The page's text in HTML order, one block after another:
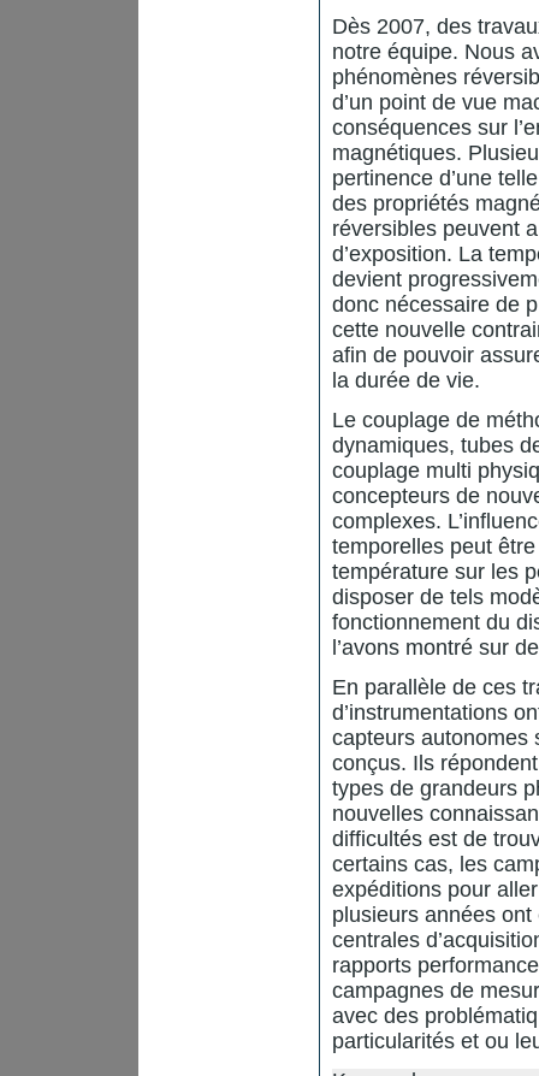
Dès 2007, des
notre équipe. Nous
phénomènes
d’un point de vue
conséquences sur
magnétiques.
pertinence d’une
des propriétés
réversibles peuvent
d’exposition. La
devient
donc nécessaire de
cette nouvelle
afin de pouvoir
la durée de vie.
Le couplage de
dynamiques, tubes
couplage multi
concepteurs de
complexes.
temporelles peut
température sur les
disposer de tels
fonctionnement du
l’avons montré sur
En parallèle de ces
d’instrumentations
capteurs autonomes
conçus. Ils
types de grandeurs
nouvelles
difficultés est de
certains cas, les
expéditions pour
plusieurs années
centrales
rapports
campagnes de
avec des
particularités et ou